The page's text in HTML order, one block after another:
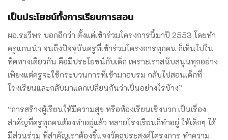
เป็นประโยชน์ทั้งการเรียนการสอน
ผอ.ระวีพร บอกอีกว่า ตั้งแต่เข้าร่วมโครงการนี้มาปี 2553 โดยทำ
ครูแกนนำ จนถึงปัจจุบันครูที่เข้าร่วมโครงการทุกคน ก็เห็นไปใน
ทิศทางเดียวกัน คือมีประโยชน์กับเด็ก เพราะเราสนับสนุนทุกอย่าง
เพียงแต่ครูจะใช้กระบวนการที่เข้ามาอบรม กลับไปสอนเด็กที่
โรงเรียนและกลับมาแลกเปลี่ยนกันว่าเป็นอย่างไรบ้าง”
“การสร้างผู้เรียนให้มีความสุข หรือห้องเรียนเชิงบวก เป็นเรื่อง
สำคัญที่ครูทุกคนต้องทำอยู่แล้ว หลายโรงเรียนก็ทำอยู่ ให้เด็กๆ ได้
มีส่วนร่วม ที่สำคัญเราต้องชี้แจงวัตถุประสงค์โครงการ ทำความ